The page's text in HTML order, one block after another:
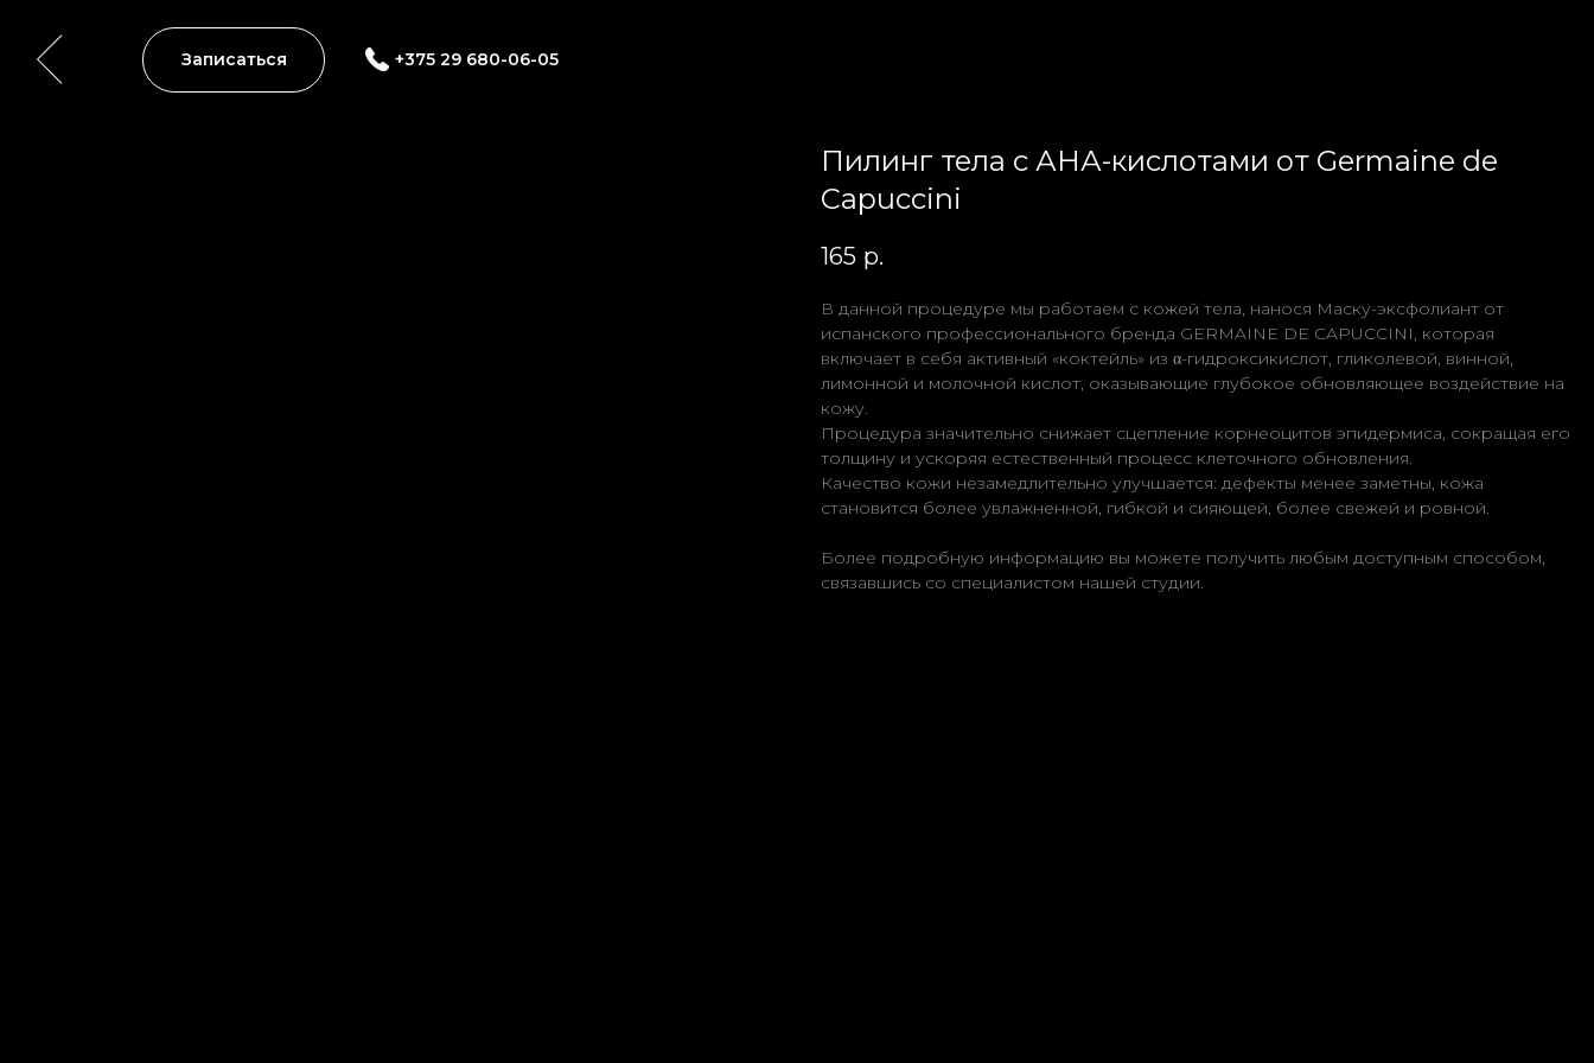
Записаться +375 29 680-06-05
Пилинг тела с АНА-кислотами от Germaine de
Capuccini
165 р.
В данной процедуре мы работаем с кожей тела, нанося Маску-эксфолиант от
испанского профессионального бренда GERMAINE DE CAPUCCINI, которая
включает в себя активный «коктейль» из α-гидроксикислот, гликолевой, винной,
лимонной и молочной кислот, оказывающие глубокое обновляющее воздействие на
кожу.
Процедура значительно снижает сцепление корнеоцитов эпидермиса, сокращая его
толщину и ускоряя естественный процесс клеточного обновления.
Качество кожи незамедлительно улучшается: дефекты менее заметны, кожа
становится более увлажненной, гибкой и сияющей, более свежей и ровной.
Более подробную информацию вы можете получить любым доступным способом,
связавшись со специалистом нашей студии.